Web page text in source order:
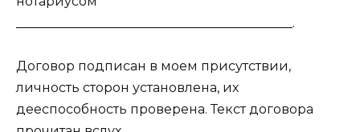
___________________________________________.
Договор подписан в моем присутствии,
личность сторон установлена, их
дееспособность проверена. Текст договора